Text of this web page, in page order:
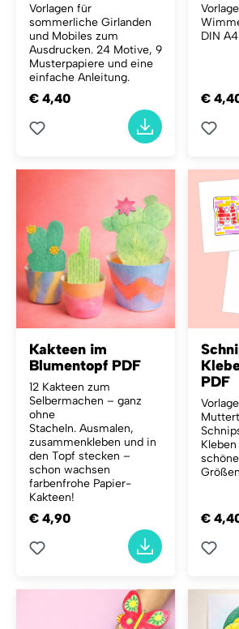
Vorlagen für
sommerliche Girlanden
und Mobiles zum
Ausdrucken. 24 Motive, 9
Musterpapiere und eine
einfache Anleitung.
€ 4,40
DIN A4
€
Kakteen im
Blumentopf PDF
12 Kakteen zum
Selbermachen – ganz
ohne
Stacheln. Ausmalen,
zusammenkleben und in
den Topf stecken –
schon wachsen
farbenfrohe Papier-
Kakteen!
€ 4,90
PDF
€